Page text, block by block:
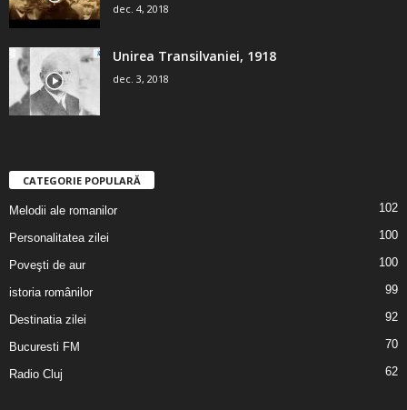
dec. 4, 2018
Unirea Transilvaniei, 1918
dec. 3, 2018
CATEGORIE POPULARĂ
Melodii ale romanilor 102
Personalitatea zilei 100
Poveşti de aur 100
istoria românilor 99
Destinatia zilei 92
Bucuresti FM 70
Radio Cluj 62